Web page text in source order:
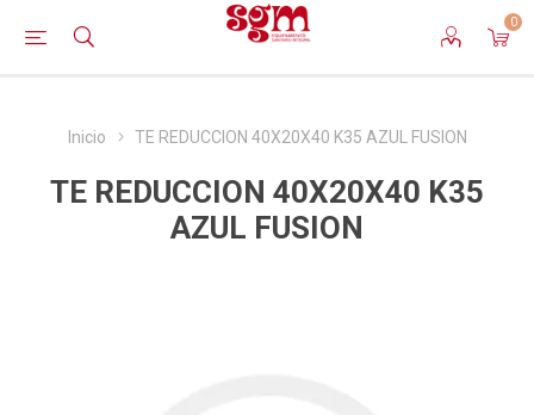
0
Inicio TE REDUCCION 40X20X40 K35 AZUL FUSION
TE REDUCCION 40X20X40 K35
AZUL FUSION